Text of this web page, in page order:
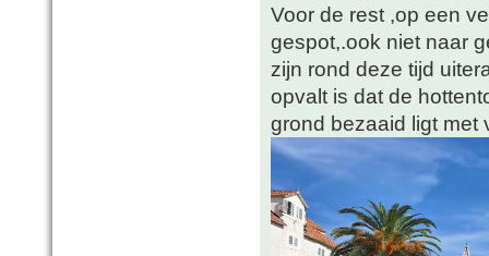
Voor de rest ,op een
gespot,.ook niet naar
zijn rond deze tijd
opvalt is dat de
grond bezaaid ligt met